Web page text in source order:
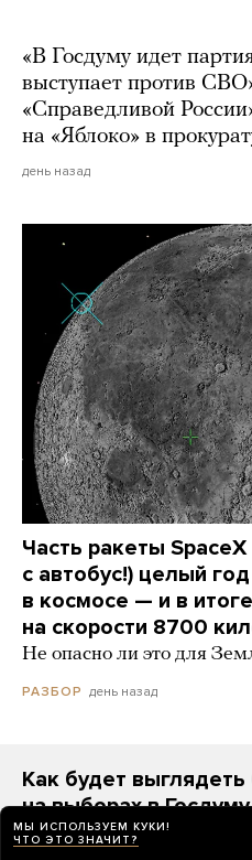
«В Госдуму идет
выступает против
«Справедливой
на «Яблоко» в
день назад
Часть ракеты
с автобус!) целый
в космосе — и в
на скорости 8700
Не опасно ли это для
РАЗБОР день назад
Как будет
на выборах в
На первом месте —
МЫ ИСПОЛЬЗУЕМ КУКИ!
ЧТО ЭТО ЗНАЧИТ?